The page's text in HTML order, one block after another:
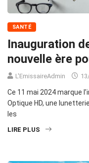
SANTÉ
Inauguration
nouvelle ère
L'EmissaireAdmin
Ce 11 mai 2024 marque
Optique HD, une
les
LIRE PLUS